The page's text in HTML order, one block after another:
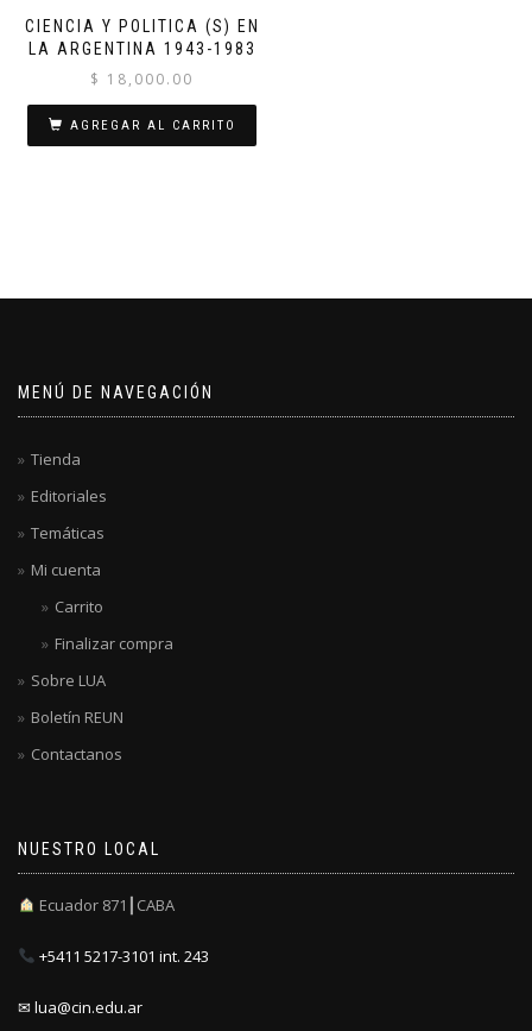
CIENCIA Y POLITICA (S) EN
LA ARGENTINA 1943-1983
$ 18,000.00
AGREGAR AL CARRITO
MENÚ DE NAVEGACIÓN
Tienda
Editoriales
Temáticas
Mi cuenta
Carrito
Finalizar compra
Sobre LUA
Boletín REUN
Contactanos
NUESTRO LOCAL
Ecuador 871┃CABA
+5411 5217-3101 int. 243
✉ lua@cin.edu.ar